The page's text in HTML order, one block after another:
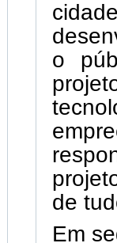
o
de
Em